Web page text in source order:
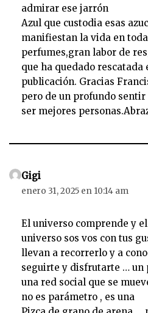
admirar ese jarrón
Azul que custodia esas
manifiestan la vida en
perfumes,gran labor de
que ha quedado rescatada
publicación. Gracias
pero de un profundo
ser mejores
Gigi
enero 31, 2025 en 10:14 am
El universo comprende y
universo sos vos con tus
llevan a recorrerlo y a
seguirte y disfrutarte … un
una red social que se
no es parámetro , es una